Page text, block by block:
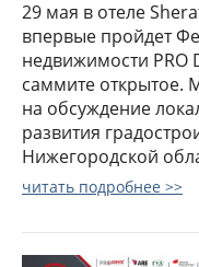
29 мая в отеле
впервые пройдет
недвижимости PRO
саммите открытое.
на обсуждение
развития
Нижегородской
читать подробнее >>